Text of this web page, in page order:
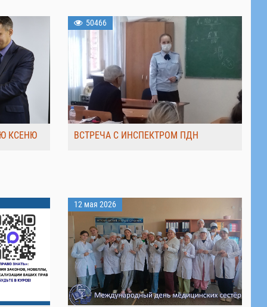
КСЕНЮ
50466
ВСТРЕЧА С ИНСПЕКТРОМ ПДН
12 мая 2026